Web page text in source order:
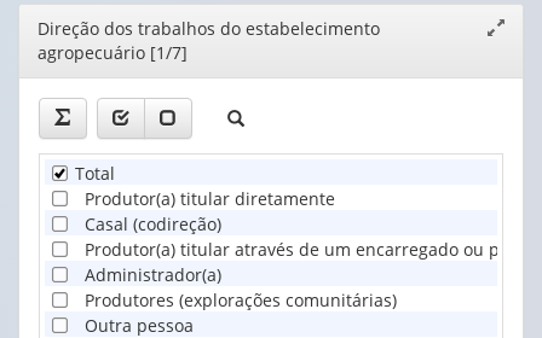
Editor
Direção dos trabalhos do estabelecimento
agropecuário [1/7]
Total
Produtor(a) titular diretamente
Casal (codireção)
Produtor(a) titular através de um encarregado ou
Administrador(a)
Produtores (explorações comunitárias)
Outra pessoa